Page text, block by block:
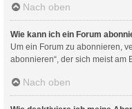
Nach oben
Wie kann ich ein Forum
Um ein Forum zu abonnieren,
abonnieren“, der sich meist am
Nach oben